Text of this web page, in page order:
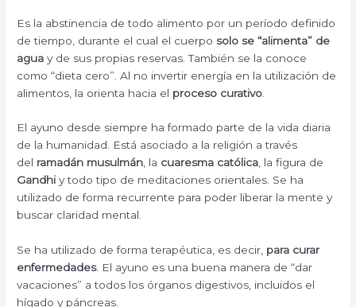
Es la abstinencia de todo alimento por un período definido
de tiempo, durante el cual el cuerpo solo se “alimenta” de
aguay de sus propias reservas. También se la conoce
como “dieta cero”. Al no invertir energía en la utilización de
alimentos, la orienta hacia el proceso curativo
El ayuno desde siempre ha formado parte de la vida diaria
de la humanidad. Está asociado a la religión a través
del ramadán musulmán, la cuaresma católica, la figura de
Gandhi y todo tipo de meditaciones orientales. Se ha
utilizado de forma recurrente para poder liberar la mente y
buscar claridad mental.
Se ha utilizado de forma terapéutica, es decir, para curar
enfermedades. El ayuno es una buena manera de “dar
vacaciones” a todos los órganos digestivos, incluidos el
hígado y páncreas.